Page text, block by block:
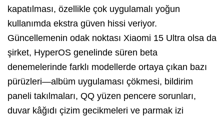
kapatılması, özellikle çok uygulamalı yoğun
kullanımda ekstra güven hissi veriyor.
Güncellemenin odak noktası Xiaomi 15 Ultra olsa da
şirket, HyperOS genelinde süren beta
denemelerinde farklı modellerde ortaya çıkan bazı
pürüzleri—albüm uygulaması çökmesi, bildirim
paneli takılmaları, QQ yüzen pencere sorunları,
duvar kâğıdı çizim gecikmeleri ve parmak izi